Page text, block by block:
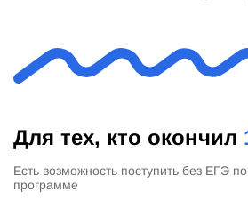
Для тех, кто окончил
Есть возможность поступить без ЕГЭ
программе